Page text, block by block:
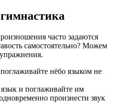
часто задаются
самостоятельно? Можем
нёбо языком не
и поглаживайте им
произнести звук